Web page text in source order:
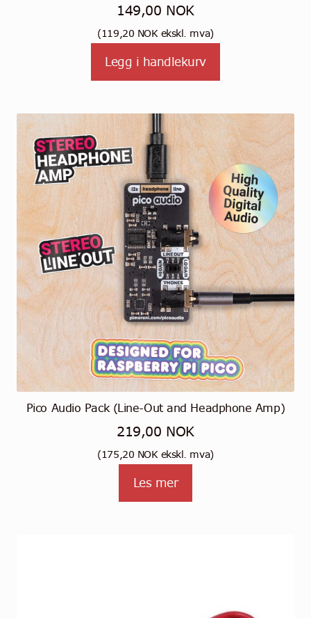
149,00 NOK
(119,20 NOKekskl. mva)
Legg i handlekurv
Pico Audio Pack (Line-Out and Headphone Amp)
219,00 NOK
(175,20 NOKekskl. mva)
Les mer